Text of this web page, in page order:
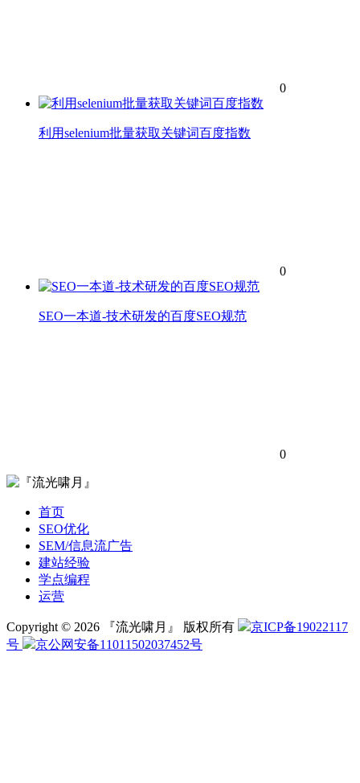
0
利用selenium批量获取关键词百度指数
0
SEO一本道-技术研发的百度SEO规范
0
首页
SEO优化
SEM/信息流广告
建站经验
学点编程
运营
Copyright © 2026 『流光啸月』 版权所有
京ICP备19022117
号
京公网安备11011502037452号